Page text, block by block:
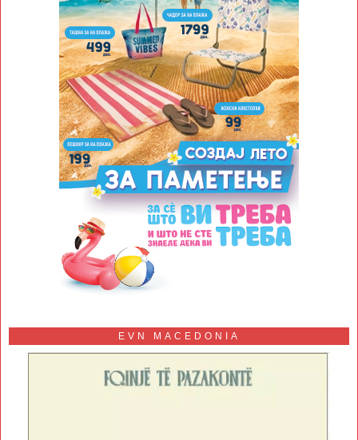
EVN MACEDONIA